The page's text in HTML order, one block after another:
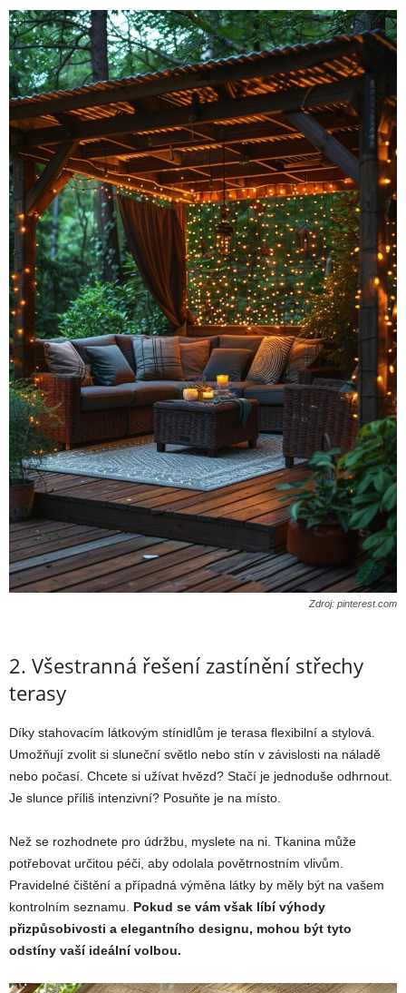
Zdroj: pinterest.com
2. Všestranná řešení zastínění střechy
terasy
Díky stahovacím látkovým stínidlům je terasa flexibilní a stylová.
Umožňují zvolit si sluneční světlo nebo stín v závislosti na náladě
nebo počasí. Chcete si užívat hvězd? Stačí je jednoduše odhrnout.
Je slunce příliš intenzivní? Posuňte je na místo.
Než se rozhodnete pro údržbu, myslete na ni. Tkanina může
potřebovat určitou péči, aby odolala povětrnostním vlivům.
Pravidelné čištění a případná výměna látky by měly být na vašem
kontrolním seznamu.
Pokud se vám však líbí výhody
přizpůsobivosti a elegantního designu, mohou být tyto
odstíny vaší ideální volbou.